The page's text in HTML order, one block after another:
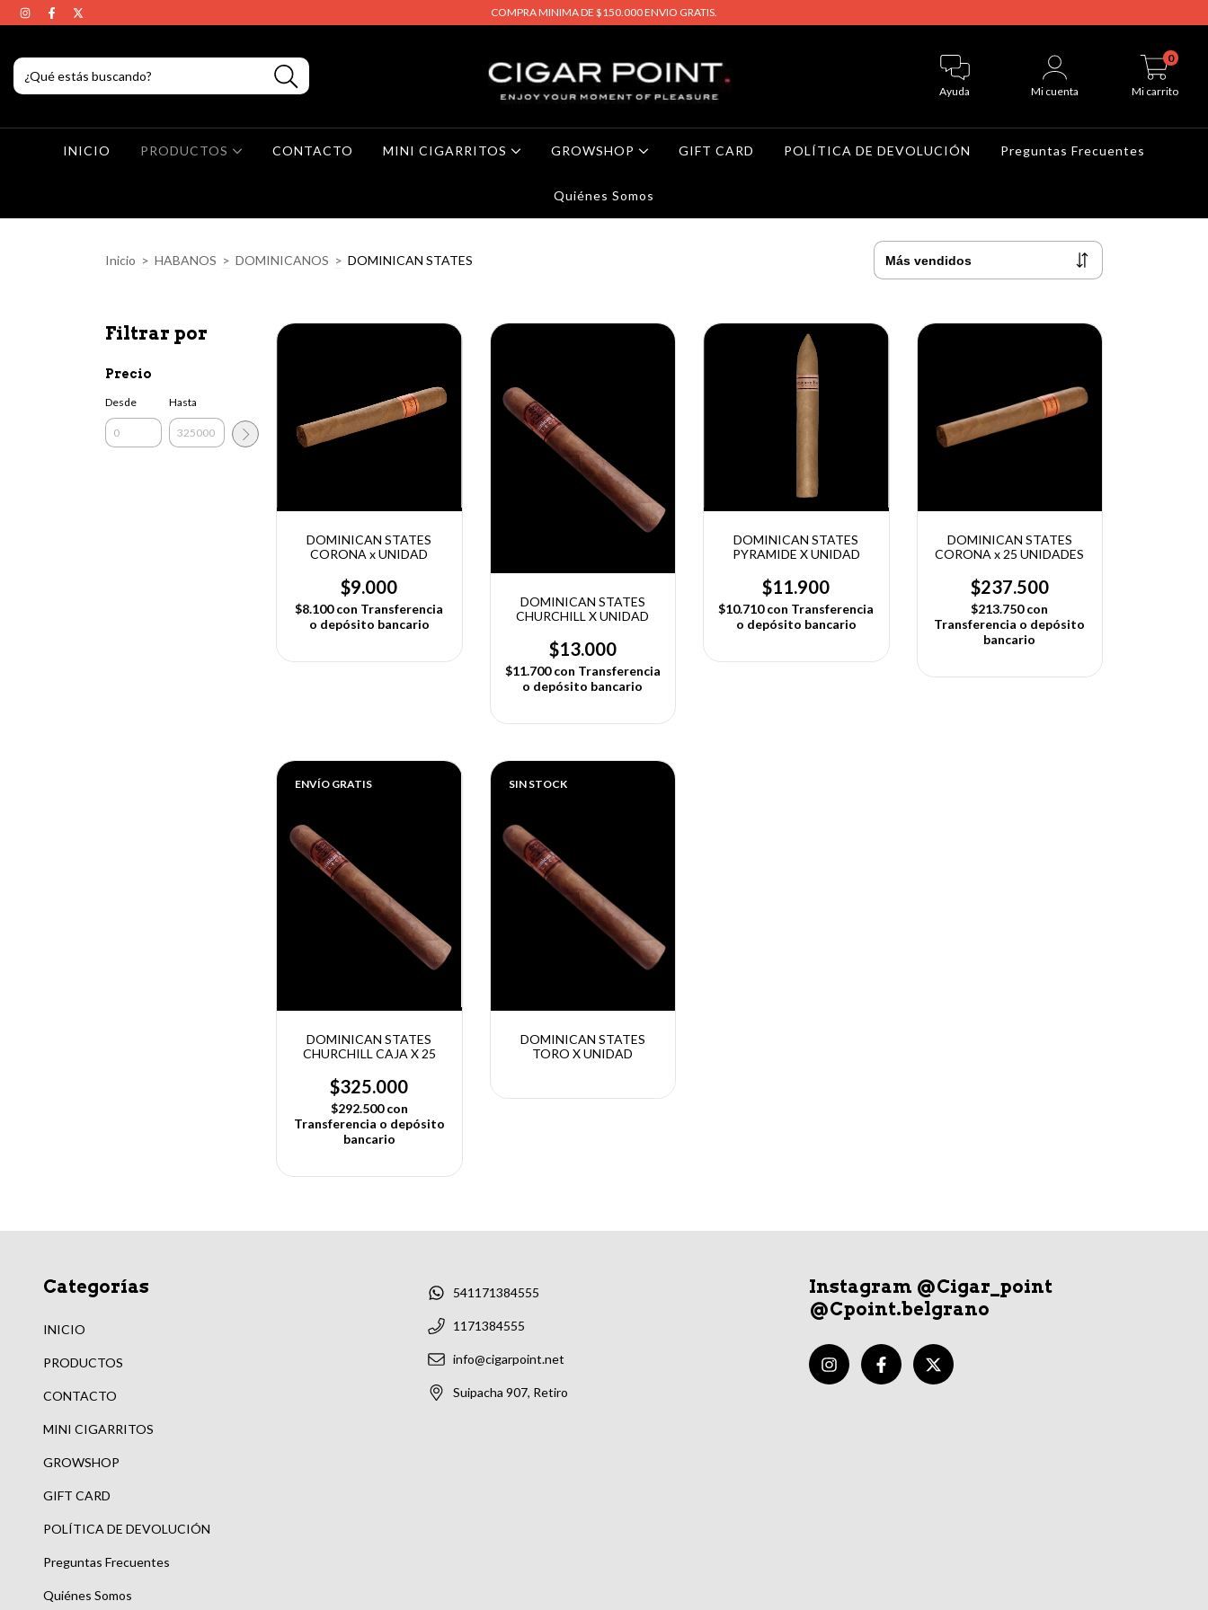
COMPRA MINIMA DE $150.000 ENVIO GRATIS.
Ayuda Mi cuenta Mi carrito
0
INICIO PRODUCTOS CONTACTO MINI CIGARRITOS GROWSHOP GIFT CARD POLÍTICA DE DEVOLUCIÓN Preguntas Frecuentes
Quiénes Somos
Inicio > HABANOS > DOMINICANOS > DOMINICAN STATES
Filtrar por
Precio
Desde Hasta
DOMINICAN STATES
CORONA x UNIDAD
$9.000
$8.100con Transferencia
o depósito bancario
DOMINICAN STATES
CHURCHILL X UNIDAD
$13.000
$11.700con Transferencia
o depósito bancario
DOMINICAN STATES
PYRAMIDE X UNIDAD
$11.900
$10.710con Transferencia
o depósito bancario
DOMINICAN STATES
CORONA x 25 UNIDADES
$237.500
$213.750con
Transferencia o depósito
bancario
ENVÍO GRATIS
DOMINICAN STATES
CHURCHILL CAJA X 25
$325.000
$292.500con
Transferencia o depósito
bancario
SIN STOCK
DOMINICAN STATES
TORO X UNIDAD
Categorías
INICIO
PRODUCTOS
CONTACTO
MINI CIGARRITOS
GROWSHOP
GIFT CARD
POLÍTICA DE DEVOLUCIÓN
Preguntas Frecuentes
Quiénes Somos
541171384555
1171384555
info@cigarpoint.net
Suipacha 907, Retiro
Instagram @Cigar_point
@Cpoint.belgrano